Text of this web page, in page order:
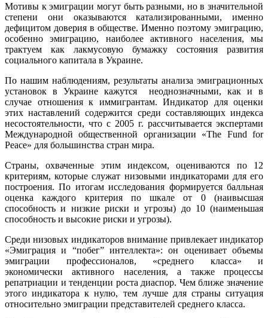
Мотивы к эмиграции могут быть разными, но в значительной
степени они оказываются катализированными, именно
дефицитом доверия в обществе. Именно поэтому эмиграцию,
особенно эмиграцию, наиболее активного населения, мы
трактуем как лакмусовую бумажку состояния развития
социального капитала в Украине.
По нашим наблюдениям, результаты анализа эмиграционных
установок в Украине кажутся неоднозначными, как и в
случае отношения к иммигрантам. Индикатор для оценки
этих наставлений содержится среди составляющих индекса
несостоятельности, что с 2005 г. рассчитывается экспертами
Международной общественной организации «The Fund for
Peace» для большинства стран мира.
Страны, охваченные этим индексом, оцениваются по 12
критериям, которые служат низовыми индикаторами для его
построения. По итогам исследования формируется балльная
оценка каждого критерия по шкале от 0 (наивысшая
способность и низкие риски и угрозы) до 10 (наименьшая
способность и высокие риски и угрозы).
Среди низовых индикаторов внимание привлекает индикатор
«Эмиграция и “побег” интеллекта»: он оценивает объемы
эмиграции профессионалов, «среднего класса» и
экономически активного населения, а также процессы
репатриации и тенденции роста диаспор. Чем ближе значение
этого индикатора к нулю, тем лучше для страны ситуация
относительно эмиграции представителей среднего класса.